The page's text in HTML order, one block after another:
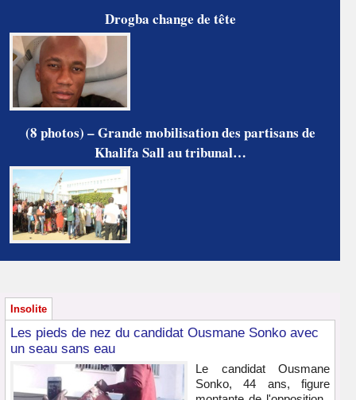
Drogba change de tête
(8 photos) – Grande mobilisation des partisans de
Khalifa Sall au tribunal…
Insolite
Les pieds de nez du candidat Ousmane Sonko avec
un seau sans eau
Le candidat Ousmane
Sonko, 44 ans, figure